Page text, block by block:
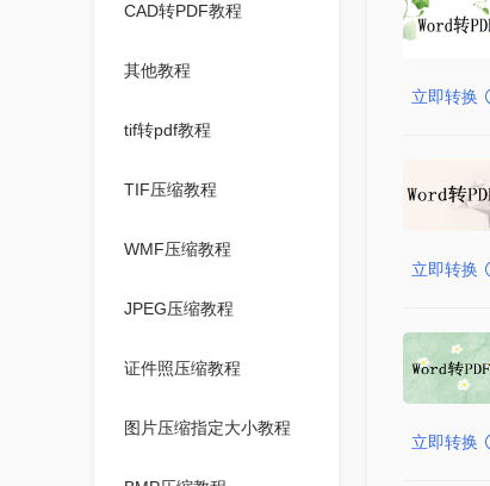
CAD转PDF教程
其他教程
tif转pdf教程
TIF压缩教程
WMF压缩教程
JPEG压缩教程
证件照压缩教程
图片压缩指定大小教程
立即转换
立即转换
立即转换